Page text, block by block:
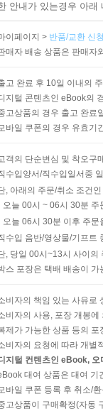
안내가 있는경우 아
이페이지 > 반품/교환 신
매자 배송 상품은 판매자
고 완료 후 10일 이내의
지털 콘텐츠인 eBook의
고상품의 경우 출고 완료
바일 쿠폰의 경우 유효기
객의 단순변심 및 착오구
수입양서/직수입일서중
, 아래의 주문/취소 조건
오늘 00시 ~ 06시 30분
오늘 06시 30분 이후 주
수입 음반/영상물/기프트
, 당일 00시~13시 사이의
스 포장은 택배 배송이
비자의 책임 있는 사유로
비자의 사용, 포장 개봉
제가 가능한 상품 등의
비자의 요청에 따라 개별
지털 컨텐츠인 eBook,
대여 상품은 대여 기
바일 쿠폰 등록 후 취소/
고상품이 구매확정(자동